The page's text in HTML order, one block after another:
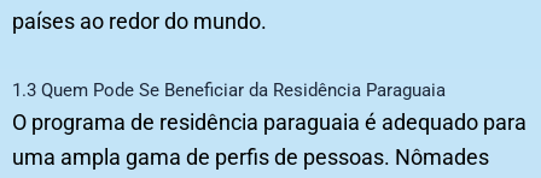
países ao redor do mundo.
1.3 Quem Pode Se Beneficiar da Residência Paraguaia
O programa de residência paraguaia é adequado para
uma ampla gama de perfis de pessoas. Nômades